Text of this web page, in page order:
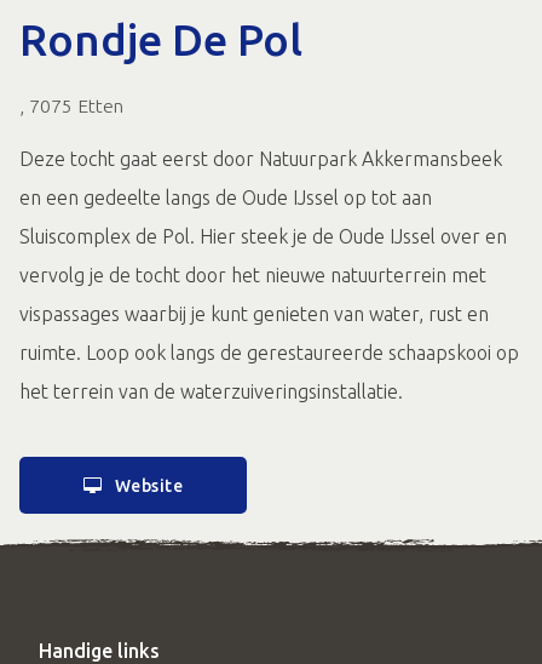
Rondje De Pol
, 7075 Etten
Deze tocht gaat eerst door Natuurpark Akkermansbeek
en een gedeelte langs de Oude IJssel op tot aan
Sluiscomplex de Pol. Hier steek je de Oude IJssel over en
vervolg je de tocht door het nieuwe natuurterrein met
vispassages waarbij je kunt genieten van water, rust en
ruimte. Loop ook langs de gerestaureerde schaapskooi op
het terrein van de waterzuiveringsinstallatie.
Website
Handige links